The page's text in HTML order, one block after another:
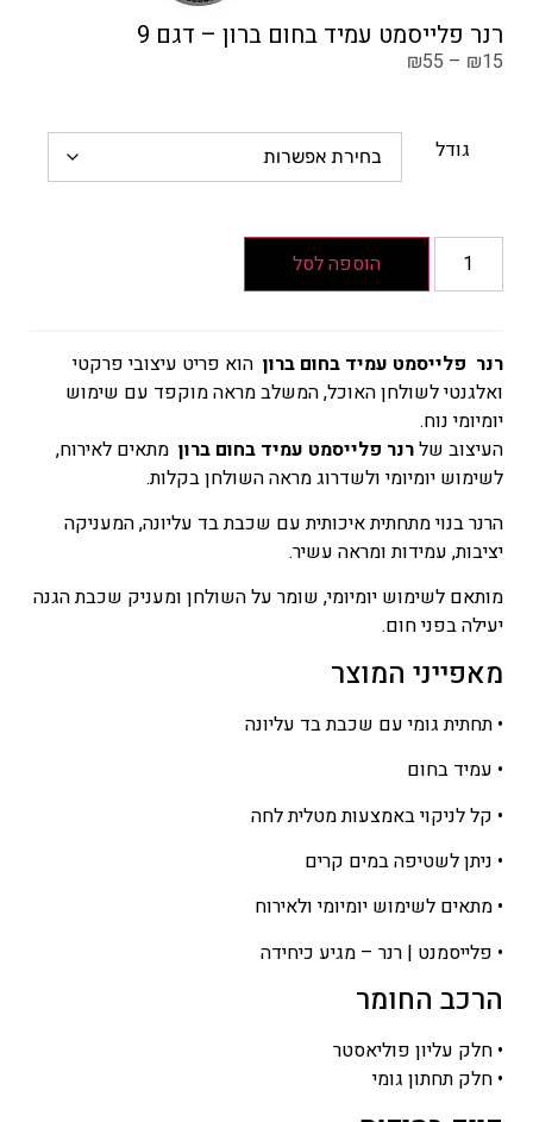
רנר פלייסמט עמיד בחום ברון – דגם 9
₪15
–
₪55
גודל
הוספה לסל
רנר פלייסמט עמיד בחום ברון הוא פריט עיצובי פרקטי
ואלגנטי לשולחן האוכל, המשלב מראה מוקפד עם שימוש
יומיומי נוח.
העיצוב שלרנר פלייסמט עמיד בחום ברון מתאים לאירוח,
לשימוש יומיומי ולשדרוג מראה השולחן בקלות.
הרנר בנוי מתחתית איכותית עם שכבת בד עליונה, המעניקה
יציבות, עמידות ומראה עשיר.
מותאם לשימוש יומיומי, שומר על השולחן ומעניק שכבת הגנה
יעילה בפני חום.
מאפייני המוצר
• תחתית גומי עם שכבת בד עליונה
• עמיד בחום
• קל לניקוי באמצעות מטלית לחה
• ניתן לשטיפה במים קרים
• מתאים לשימוש יומיומי ולאירוח
• פלייסמנט | רנר – מגיע כיחידה
הרכב החומר
• חלק עליון פוליאסטר
• חלק תחתון גומי